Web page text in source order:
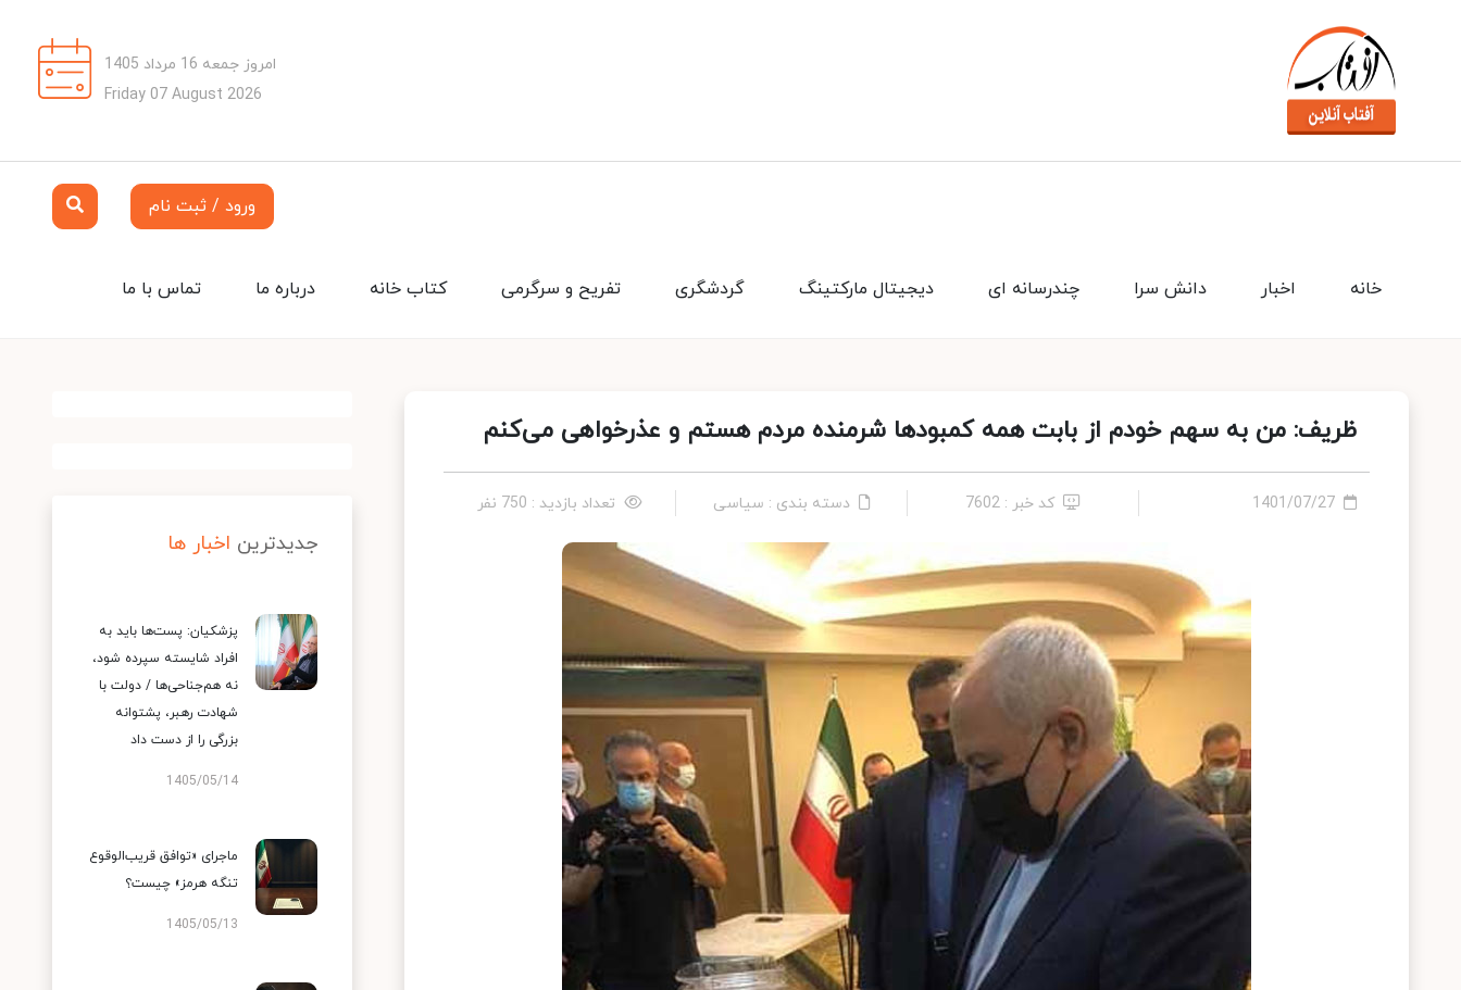
امروز جمعه 16 مرداد 1405
Friday 07 August 2026
ورود / ثبت نام
تماس با ما درباره ما کتاب خانه تفریح و سرگرمی گردشگری دیجیتال مارکتینگ چندرسانه ای دانش سرا اخبار خانه
ظریف: من به سهم خودم از بابت همه کمبودها شرمنده مردم هستم و عذرخواهی می‌کنم
1401/07/27 کد خبر : 7602 دسته بندی : سیاسی تعداد بازدید : 750 نفر
جدیدترین اخبار ها
پزشکیان: پست‌ها باید به
افراد شایسته سپرده شود،
نه هم‌جناحی‌ها / دولت با
شهادت رهبر، پشتوانه
بزرگی را از دست داد
1405/05/14
ماجرای «توافق قریب‌الوقوع
تنگه هرمز» چیست؟
1405/05/13